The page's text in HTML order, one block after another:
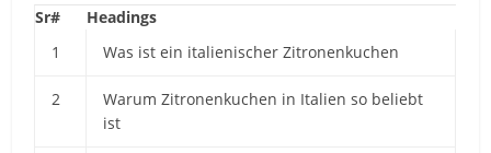
Sr#
Headings
1
Was ist ein italienischer Zitronenkuchen
2
Warum Zitronenkuchen in Italien so beliebt
ist